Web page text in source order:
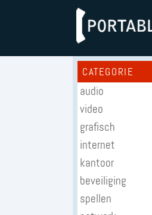
CATEGORIE
audio
video
grafisch
internet
kantoor
beveiliging
spellen